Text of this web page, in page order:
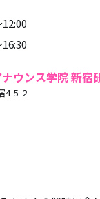
ウンス学院 新宿
4-5-2